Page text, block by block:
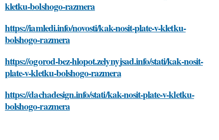
kletku-bolshogo-razmera
https://iamledi.info/novosti/kak-nosit-plate-v-kletku-
bolshogo-razmera
https://ogorod-bez-hlopot.zelynyjsad.info/stati/kak-nosit-
plate-v-kletku-bolshogo-razmera
https://dachadesign.info/stati/kak-nosit-plate-v-kletku-
bolshogo-razmera